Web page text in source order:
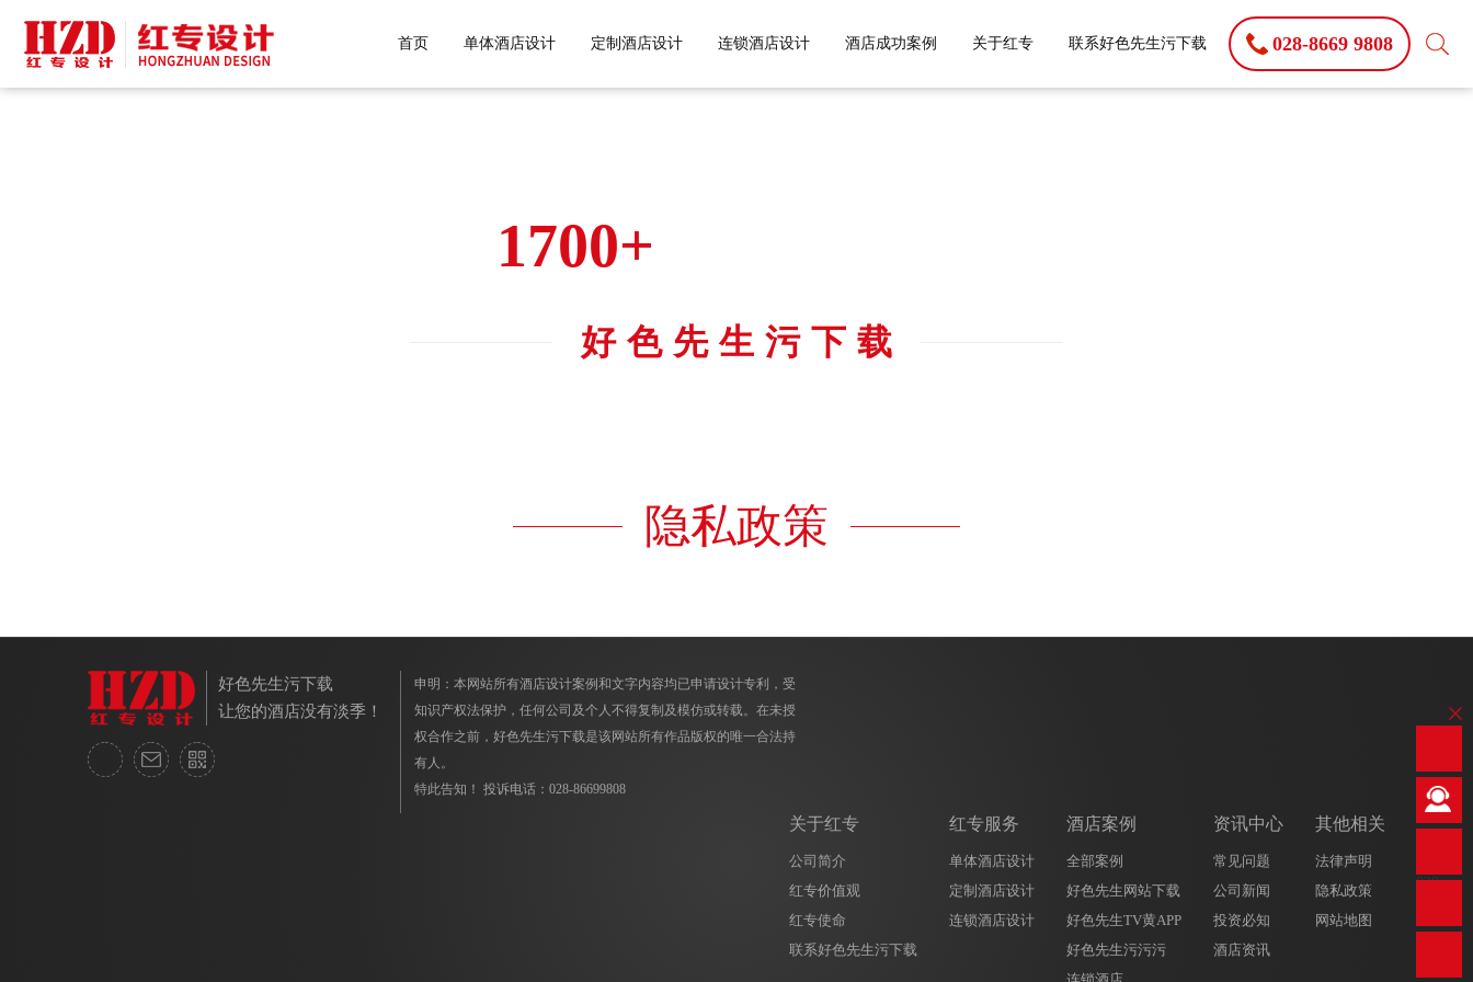
好色先生污下载,好色先生网站下载,好色先生TV黄APP,好色先生污污污
首页 单体酒店设计 定制酒店设计 连锁酒店设计 酒店成功案例 关于红专 联系好色先生污下载 028-8669 9808
1700+
好色先生污下载
隐私政策
好色先生污下载
让您的酒店没有淡季！
申明：本网站所有酒店设计案例和文字内容均已申请设计专利，受
知识产权法保护，任何公司及个人不得复制及模仿或转载。在未授
权合作之前，好色先生污下载是该网站所有作品版权的唯一合法持
有人。
特此告知！ 投诉电话：028-86699808
关于红专
公司简介
红专价值观
红专使命
联系好色先生污下载
红专服务
单体酒店设计
定制酒店设计
连锁酒店设计
酒店案例
全部案例
好色先生网站下载
好色先生TV黄APP
好色先生污污污
资讯中心
常见问题
公司新闻
投资必知
酒店资讯
其他相关
法律声明
隐私政策
网站地图
028-